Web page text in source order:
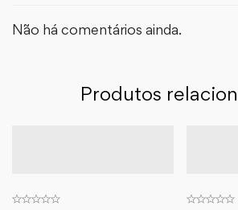
Não há comentários ainda.
Produtos